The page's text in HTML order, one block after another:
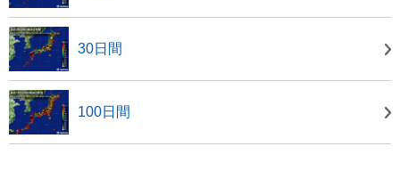
30日間
100日間